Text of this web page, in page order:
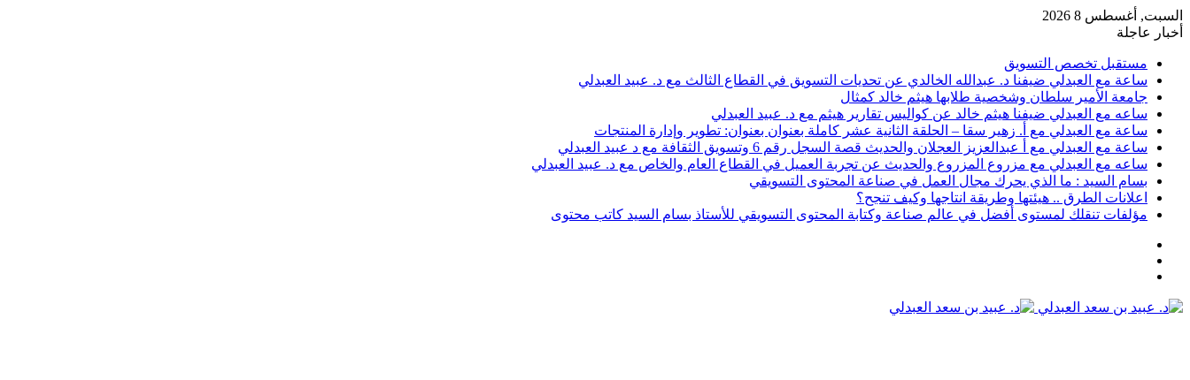
السبت, أغسطس 8 2026
أخبار عاجلة
مستقبل تخصص التسويق
ساعة مع العبدلي ضيفنا د. عبدالله الخالدي عن تحديات التسويق في القطاع الثالث مع د. عبيد العبدلي
جامعة الأمير سلطان وشخصية طلابها هيثم خالد كمثال
ساعه مع العبدلي ضيفنا هيثم خالد عن كواليس تقارير هيثم مع د. عبيد العبدلي
ساعة مع العبدلي مع أ. زهير سقا – الحلقة الثانية عشر كاملة بعنوان بعنوان: تطوير وإدارة المنتجات
ساعة مع العبدلي مع أ عبدالعزيز العجلان والحديث قصة السجل رقم 6 وتسويق الثقافة مع د عبيد العبدلي
ساعه مع العبدلي مع مزروع المزروع والحديث عن تجربة العميل في القطاع العام والخاص مع د. عبيد العبدلي
بسام السيد : ما الذي يحرك مجال العمل في صناعة المحتوى التسويقي
اعلانات الطرق .. هيئتها وطريقة انتاجها وكيف تنجح؟
مؤلفات تنقلك لمستوى أفضل في عالم صناعة وكتابة المحتوى التسويقي للأستاذ بسام السيد كاتب محتوى
القائمة